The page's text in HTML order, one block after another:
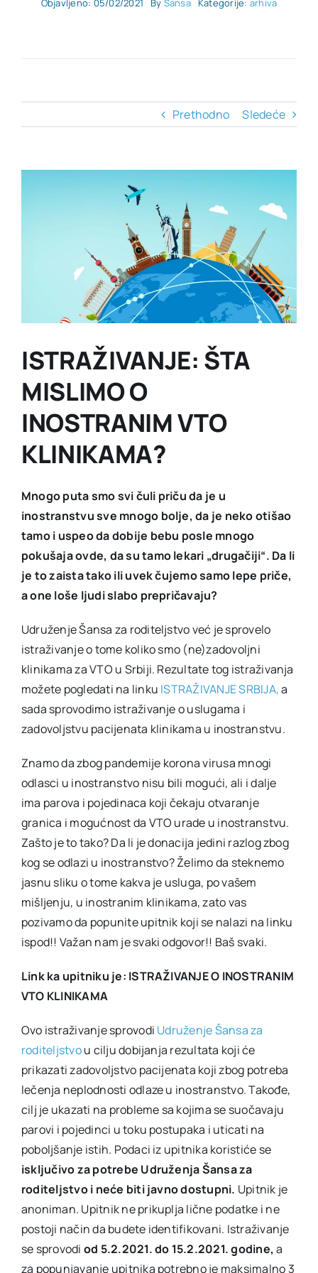
Objavljeno: 05/02/2021 By Sansa Kategorije: arhiva
Prethodno Sledeće
ISTRAŽIVANJE: ŠTA
MISLIMO O
INOSTRANIM VTO
KLINIKAMA?
Mnogo puta smo svi čuli priču da je u
inostranstvu sve mnogo bolje, da je neko otišao
tamo i uspeo da dobije bebu posle mnogo
pokušaja ovde, da su tamo lekari „drugačiji“. Da li
je to zaista tako ili uvek čujemo samo lepe priče,
a one loše ljudi slabo prepričavaju?
Udruženje Šansa za roditeljstvo već je sprovelo
istraživanje o tome koliko smo (ne)zadovoljni
klinikama za VTO u Srbiji. Rezultate tog istraživanja
možete pogledati na linku ISTRAŽIVANJE SRBIJA,a
sada sprovodimo istraživanje o uslugama i
zadovoljstvu pacijenata klinikama u inostranstvu.
Znamo da zbog pandemije korona virusa mnogi
odlasci u inostranstvo nisu bili mogući, ali i dalje
ima parova i pojedinaca koji čekaju otvaranje
granica i mogućnost da VTO urade u inostranstvu.
Zašto je to tako? Da li je donacija jedini razlog zbog
kog se odlazi u inostranstvo? Želimo da steknemo
jasnu sliku o tome kakva je usluga, po vašem
mišljenju, u inostranim klinikama, zato vas
pozivamo da popunite upitnik koji se nalazi na linku
ispod!! Važan nam je svaki odgovor!! Baš svaki.
Link ka upitniku je: ISTRAŽIVANJE O INOSTRANIM
VTO KLINIKAMA
Ovo istraživanje sprovodi Udruženje Šansa za
roditeljstvou cilju dobijanja rezultata koji će
prikazati zadovoljstvo pacijenata koji zbog potreba
lečenja neplodnosti odlaze u inostranstvo. Takođe,
cilj je ukazati na probleme sa kojima se suočavaju
parovi i pojedinci u toku postupaka i uticati na
poboljšanje istih. Podaci iz upitnika koristiće se
isključivo za potrebe Udruženja Šansa za
roditeljstvo i neće biti javno dostupni. Upitnik je
anoniman. Upitnik ne prikuplja lične podatke i ne
postoji način da budete identifikovani. Istraživanje
se sprovodi od 5.2.2021. do 15.2.2021. godine,a
za popunjavanje upitnika potrebno je maksimalno 3